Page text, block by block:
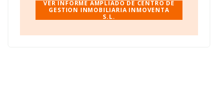
Inmoventa S.L, con NIF B15475403, se encuentra en
Plaza Porta Do Sol núm. S/N, (15960), Ribeira, en A
Coruña, Galicia.
En base a la información de la que dispone INFORMA
VER INFORME AMPLIADO DE CENTRO DE
GESTION INMOBILIARIA INMOVENTA
S.L.